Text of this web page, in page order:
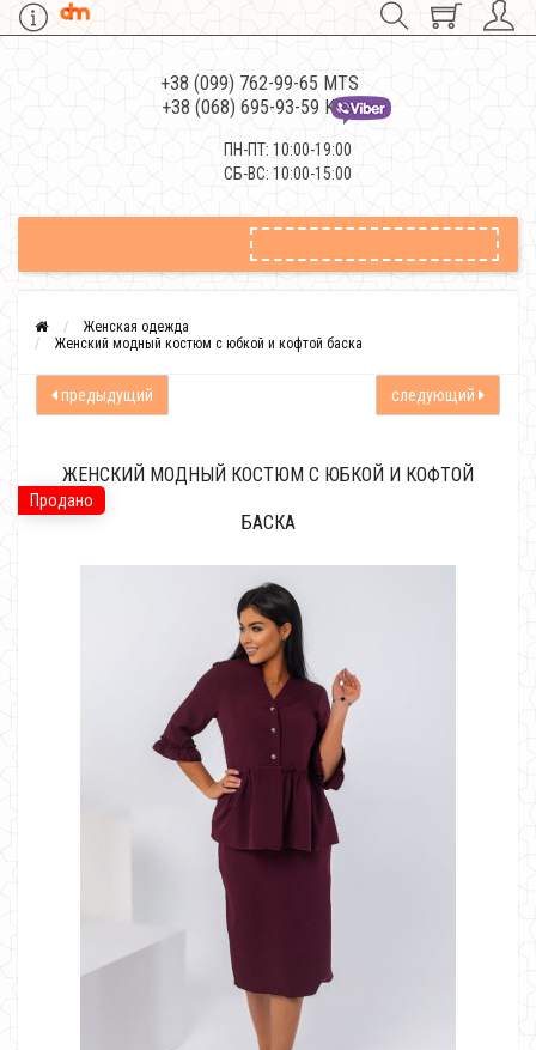
+38 (099) 762-99-65 MTS
+38 (068) 695-93-59 Kievstar
ПН-ПТ: 10:00-19:00
СБ-ВС: 10:00-15:00
Женская одежда
Женский модный костюм с юбкой и кофтой баска
предыдущий следующий
Продано
ЖЕНСКИЙ МОДНЫЙ КОСТЮМ С ЮБКОЙ И КОФТОЙ
БАСКА